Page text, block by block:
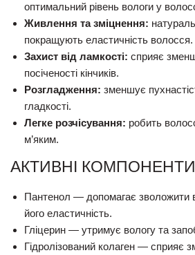
оптимальний рівень вологи у
Живлення та зміцнення:
покращують еластичність волосся.
Захист від ламкості: сприяє
посіченості кінчиків.
Розгладження: зменшує
гладкості.
Легке розчісування: робить
м’яким.
АКТИВНІ КОМПОНЕНТИ
Пантенол — допомагає зволожити
його еластичність.
Гліцерин — утримує вологу та
Гідролізований колаген — сприяє